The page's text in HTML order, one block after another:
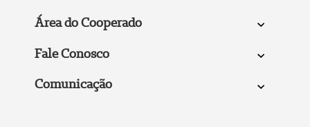
Área do Cooperado
Fale Conosco
Comunicação